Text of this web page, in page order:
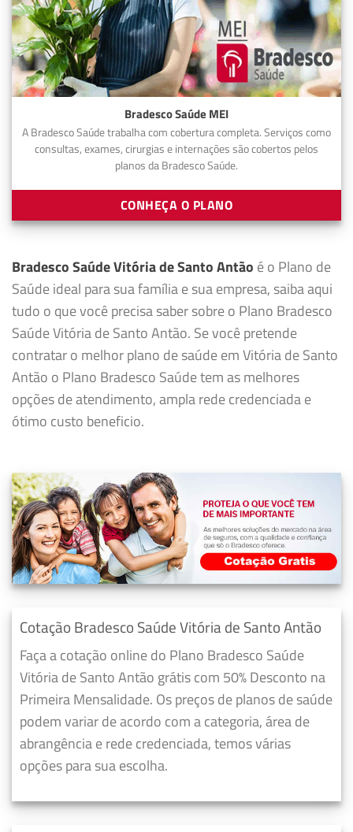
Bradesco Saúde MEI
A Bradesco Saúde trabalha com cobertura completa. Serviços como
consultas, exames, cirurgias e internações são cobertos pelos
planos da Bradesco Saúde.
CONHEÇA O PLANO
Bradesco Saúde Vitória de Santo Antão é o Plano de
Saúde ideal para sua família e sua empresa, saiba aqui
tudo o que você precisa saber sobre o Plano Bradesco
Saúde Vitória de Santo Antão. Se você pretende
contratar o melhor plano de saúde em Vitória de Santo
Antão o Plano Bradesco Saúde tem as melhores
opções de atendimento, ampla rede credenciada e
ótimo custo beneficio.
Cotação Bradesco Saúde Vitória de Santo Antão
Faça a cotação online do Plano Bradesco Saúde
Vitória de Santo Antão grátis com 50% Desconto na
Primeira Mensalidade. Os preços de planos de saúde
podem variar de acordo com a categoria, área de
abrangência e rede credenciada, temos várias
opções para sua escolha.